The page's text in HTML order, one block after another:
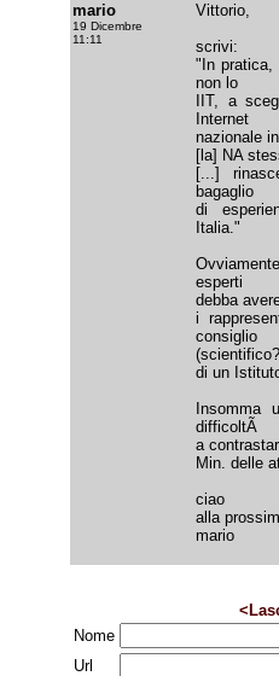
mario
19 Dicembre
11:11
Vittorio,
scrivi:
"In
non lo
IIT, a
Internet
nazionale
[la] NA
[...]
bagaglio
di
Italia."
esperti
debba
i
consiglio
di un
Insomma
difficoltÃ
a
Min. delle
ciao
alla
mario
Nome
Url